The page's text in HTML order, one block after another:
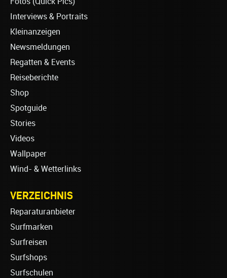
Interviews & Portraits
Kleinanzeigen
Newsmeldungen
Regatten & Events
Reiseberichte
Shop
Spotguide
Stories
Videos
Wallpaper
Wind- & Wetterlinks
VERZEICHNIS
Reparaturanbieter
Surfmarken
Surfreisen
Surfshops
Surfschulen